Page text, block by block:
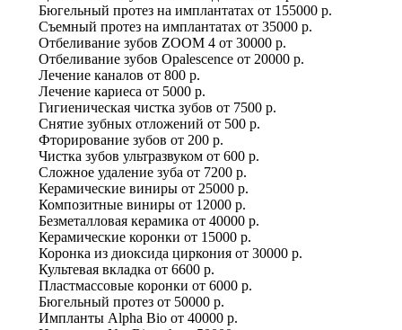
Бюгельный протез на имплантатах от 155000 р.
Съемный протез на имплантатах от 35000 р.
Отбеливание зубов ZOOM 4 от 30000 р.
Отбеливание зубов Оpalescence от 20000 р.
Лечение каналов от 800 р.
Лечение кариеса от 5000 р.
Гигиеническая чистка зубов от 7500 р.
Снятие зубных отложений от 500 р.
Фторирование зубов от 200 р.
Чистка зубов ультразвуком от 600 р.
Сложное удаление зуба от 7200 р.
Керамические виниры от 25000 р.
Композитные виниры от 12000 р.
Безметалловая керамика от 40000 р.
Керамические коронки от 15000 р.
Коронка из диоксида циркония от 30000 р.
Культевая вкладка от 6600 р.
Пластмассовые коронки от 6000 р.
Бюгельный протез от 50000 р.
Импланты Alpha Bio от 40000 р.